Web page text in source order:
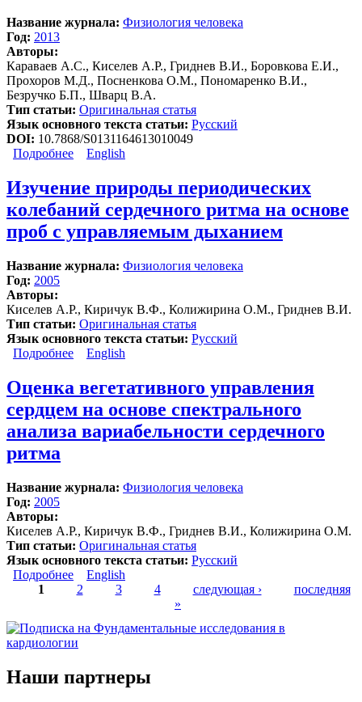
Название журнала: Физиология человека
Год: 2013
Авторы:
Караваев А.С., Киселев А.Р., Гриднев В.И., Боровкова Е.И.,
Прохоров М.Д., Посненкова О.М., Пономаренко В.И.,
Безручко Б.П., Шварц В.А.
Тип статьи: Оригинальная статья
Язык основного текста статьи: Русский
DOI: 10.7868/S0131164613010049
Подробнее о Фазовый и частотный захват 0,1 Гц-колебаний в
артериального давления дыханием с линейно
меняющейся частотой у здоровых лиц
English
Изучение природы периодических
колебаний сердечного ритма на основе
проб с управляемым дыханием
Название журнала: Физиология человека
Год: 2005
Авторы:
Киселев А.Р., Киричук В.Ф., Колижирина О.М., Гриднев В.И.
Тип статьи: Оригинальная статья
Язык основного текста статьи: Русский
Подробнее о Изучение природы периодических колебаний
дыханием
English
Оценка вегетативного управления
сердцем на основе спектрального
анализа вариабельности сердечного
ритма
Название журнала: Физиология человека
Год: 2005
Авторы:
Киселев А.Р., Киричук В.Ф., Гриднев В.И., Колижирина О.М.
Тип статьи: Оригинальная статья
Язык основного текста статьи: Русский
Подробнее о Оценка вегетативного управления сердцем на
основе спектрального анализа вариабельности
English
1 2 3 4 следующая ›
последняя
»
Наши партнеры